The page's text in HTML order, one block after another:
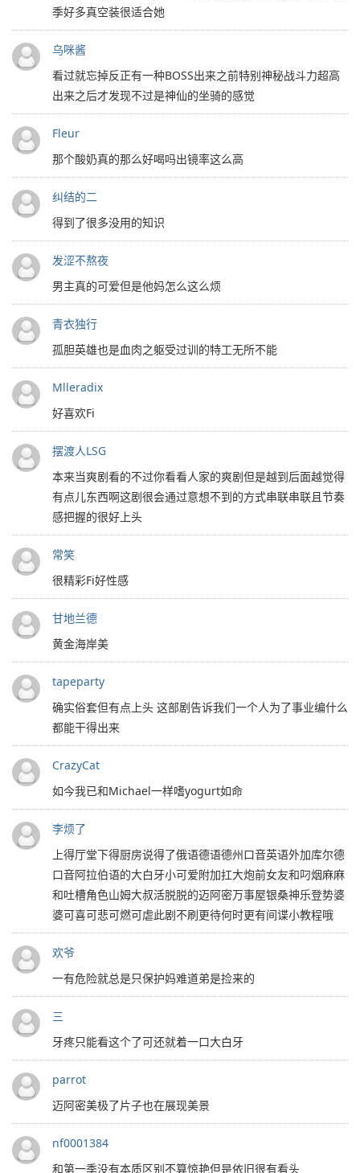
季好多真空装很适合她
乌咪酱
看过就忘掉反正有一种BOSS出来之前特别神秘战斗力超高
出来之后才发现不过是神仙的坐骑的感觉
Fleur
那个酸奶真的那么好喝吗出镜率这么高
纠结的二
得到了很多没用的知识
发涩不熬夜
男主真的可爱但是他妈怎么这么烦
青衣独行
孤胆英雄也是血肉之躯受过训的特工无所不能
Mlleradix
好喜欢Fi
摆渡人LSG
本来当爽剧看的不过你看看人家的爽剧但是越到后面越觉得
有点儿东西啊这剧很会通过意想不到的方式串联串联且节奏
感把握的很好上头
常笑
很精彩Fi好性感
甘地兰德
黄金海岸美
tapeparty
确实俗套但有点上头 这部剧告诉我们一个人为了事业编什么
都能干得出来
CrazyCat
如今我已和Michael一样嗜yogurt如命
李烦了
上得厅堂下得厨房说得了俄语德语德州口音英语外加库尔德
口音阿拉伯语的大白牙小可爱附加扛大炮前女友和叼烟麻麻
和吐槽角色山姆大叔活脱脱的迈阿密万事屋银桑神乐登势婆
婆可喜可悲可燃可虐此剧不刷更待何时更有间谍小教程哦
欢爷
一有危险就总是只保护妈难道弟是捡来的
三
牙疼只能看这个了可还就着一口大白牙
parrot
迈阿密美极了片子也在展现美景
nf0001384
和第一季没有本质区别不算惊艳但是依旧很有看头